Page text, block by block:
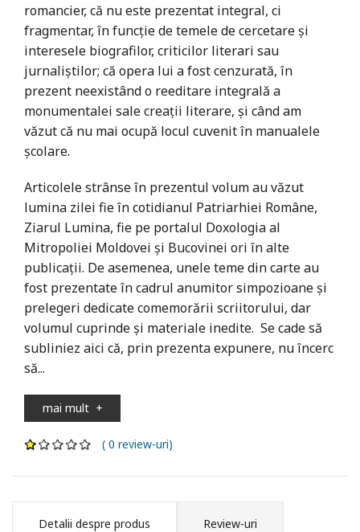
romancier, că nu este prezentat integral, ci
fragmentar, în funcție de temele de cercetare și
interesele biografilor, criticilor literari sau
jurnaliștilor; că opera lui a fost cenzurată, în
prezent neexistând o reeditare integrală a
monumentalei sale creații literare, și când am
văzut că nu mai ocupă locul cuvenit în manualele
școlare.
Articolele strânse în prezentul volum au văzut
lumina zilei fie în cotidianul Patriarhiei Române,
Ziarul Lumina, fie pe portalul Doxologia al
Mitropoliei Moldovei și Bucovinei ori în alte
publicații. De asemenea, unele teme din carte au
fost prezentate în cadrul anumitor simpozioane și
prelegeri dedicate comemorării scriitorului, dar
volumul cuprinde și materiale inedite. Se cade să
subliniez aici că, prin prezenta expunere, nu încerc
să...
mai mult +
( 0 review-uri)
Detalii despre produs Review-uri